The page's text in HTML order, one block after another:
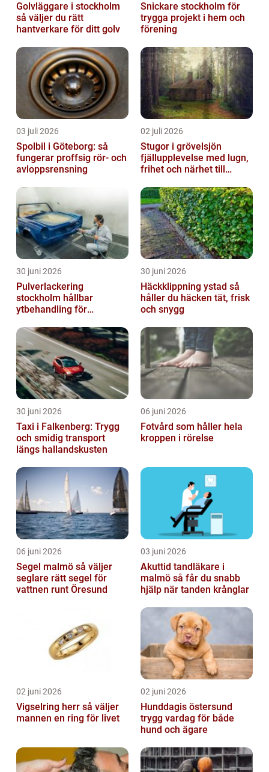
Golvläggare i stockholm
så väljer du rätt
hantverkare för ditt golv
Snickare stockholm för
trygga projekt i hem och
förening
03 juli 2026
Spolbil i Göteborg: så
fungerar proffsig rör- och
avloppsrensning
02 juli 2026
Stugor i grövelsjön
fjällupplevelse med lugn,
frihet och närhet till
30 juni 2026
Pulverlackering
stockholm hållbar
ytbehandling för
30 juni 2026
Häckklippning ystad så
håller du häcken tät, frisk
och snygg
30 juni 2026
Taxi i Falkenberg: Trygg
och smidig transport
längs hallandskusten
06 juni 2026
Fotvård som håller hela
kroppen i rörelse
06 juni 2026
Segel malmö så väljer
seglare rätt segel för
vattnen runt Öresund
03 juni 2026
Akuttid tandläkare i
malmö så får du snabb
hjälp när tanden krånglar
02 juni 2026
Vigselring herr så väljer
mannen en ring för livet
02 juni 2026
Hunddagis östersund
trygg vardag för både
hund och ägare